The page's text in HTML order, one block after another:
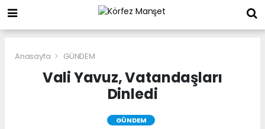
Anasayfa GÜNDEM
Vali Yavuz, Vatandaşları
Dinledi
GÜNDEM